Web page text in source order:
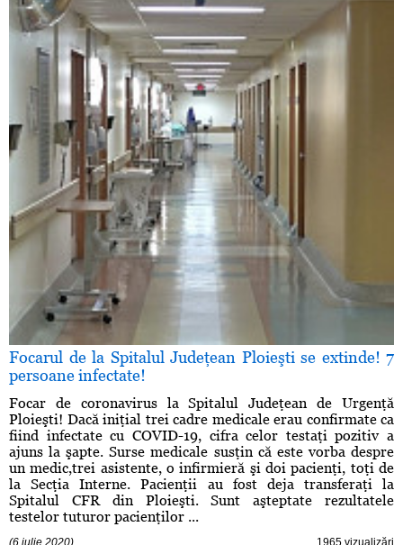
Focarul de la Spitalul Judeţean Ploieşti se extinde! 7
persoane infectate!
Focar de coronavirus la Spitalul Judeţean de Urgenţă
Ploieşti! Dacă iniţial trei cadre medicale erau confirmate ca
fiind infectate cu COVID-19, cifra celor testaţi pozitiv a
ajuns la şapte. Surse medicale susţin că este vorba despre
un medic,trei asistente, o infirmieră şi doi pacienţi, toţi de
la Secţia Interne. Pacienţii au fost deja transferaţi la
Spitalul CFR din Ploieşti. Sunt aşteptate rezultatele
testelor tuturor pacienţilor ...